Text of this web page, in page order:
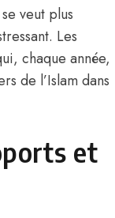
veut plus
Les
chaque année,
de l’Islam dans
et